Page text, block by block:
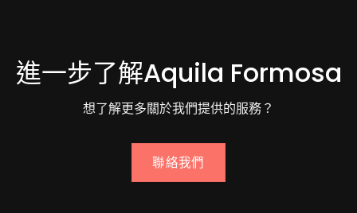
進一步了解Aquila Formosa
想了解更多關於我們提供的服務？
聯絡我們